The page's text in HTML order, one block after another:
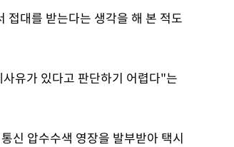
접대를 받는다는 생각을 해 본 적도
유가 있다고 판단하기 어렵다"는
신 압수수색 영장을 발부받아 택시